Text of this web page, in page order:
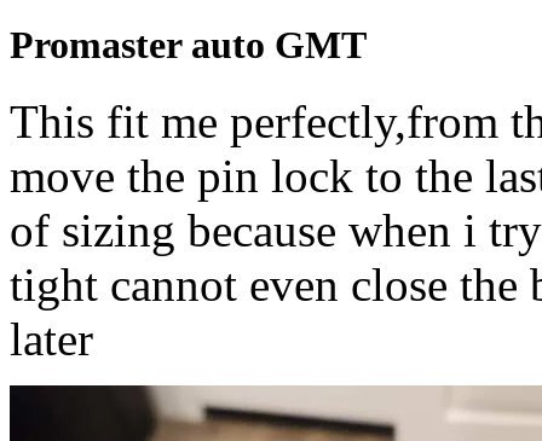
Promaster auto GMT
This fit me perfectly,from
move the pin lock to the
of sizing because when i
tight cannot even close
later